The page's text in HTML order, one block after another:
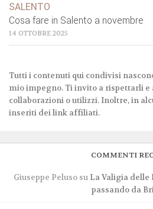
SALENTO
Cosa fare in Salento a novembre
14 OTTOBRE 2025
Tutti i contenuti qui condivisi
mio impegno. Ti invito a rispettarli
collaborazioni o utilizzi. Inoltre, in
inseriti dei link affiliati.
COMMENTI
Giuseppe Pelusosu La Valigia delle
passando da